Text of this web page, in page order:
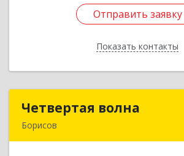
Отправить заявку
Показать контакты
Отправить заявку
Назад
Четвертая волна
Борисов